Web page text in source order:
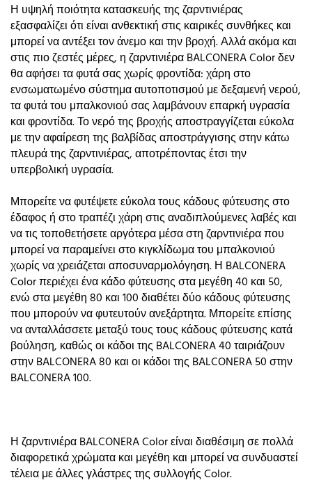
Η υψηλή ποιότητα κατασκευής της ζαρντινιέρας
εξασφαλίζει ότι είναι ανθεκτική στις καιρικές συνθήκες και
μπορεί να αντέξει τον άνεμο και την βροχή. Αλλά ακόμα και
στις πιο ζεστές μέρες, η ζαρντινιέρα BALCONERA Color δεν
θα αφήσει τα φυτά σας χωρίς φροντίδα: χάρη στο
ενσωματωμένο σύστημα αυτοποτισμού με δεξαμενή νερού,
τα φυτά του μπαλκονιού σας λαμβάνουν επαρκή υγρασία
και φροντίδα. Το νερό της βροχής αποστραγγίζεται εύκολα
με την αφαίρεση της βαλβίδας αποστράγγισης στην κάτω
πλευρά της ζαρντινιέρας, αποτρέποντας έτσι την
υπερβολική υγρασία.
Μπορείτε να φυτέψετε εύκολα τους κάδους φύτευσης στο
έδαφος ή στο τραπέζι χάρη στις αναδιπλούμενες λαβές και
να τις τοποθετήσετε αργότερα μέσα στη ζαρντινιέρα που
μπορεί να παραμείνει στο κιγκλίδωμα του μπαλκονιού
χωρίς να χρειάζεται αποσυναρμολόγηση. Η BALCONERA
Color περιέχει ένα κάδο φύτευσης στα μεγέθη 40 και 50,
ενώ στα μεγέθη 80 και 100 διαθέτει δύο κάδους φύτευσης
που μπορούν να φυτευτούν ανεξάρτητα. Μπορείτε επίσης
να ανταλλάσσετε μεταξύ τους τους κάδους φύτευσης κατά
βούληση, καθώς οι κάδοι της BALCONERA 40 ταιριάζουν
στην BALCONERA 80 και οι κάδοι της BALCONERA 50 στην
BALCONERA 100.
Η ζαρντινιέρα BALCONERA Color είναι διαθέσιμη σε πολλά
διαφορετικά χρώματα και μεγέθη και μπορεί να συνδυαστεί
τέλεια με άλλες γλάστρες της συλλογής Color.